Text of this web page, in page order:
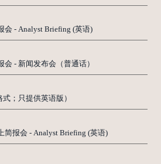
会 - Analyst Briefing (英语)
- 新闻发布会（普通话）
；只提供英语版）
简报会 - Analyst Briefing (英语)